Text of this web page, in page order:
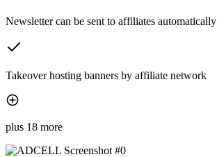
Newsletter can be sent to affiliates automatically
Takeover hosting banners by affiliate network
plus 18 more